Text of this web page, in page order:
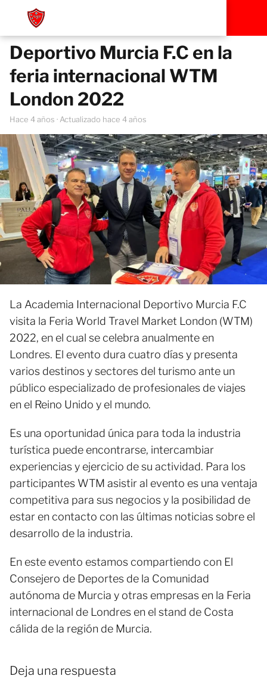
Deportivo Murcia F.C en la
feria internacional WTM
London 2022
hace 4 años · Actualizado hace 4 años
La Academia Internacional Deportivo Murcia F.C
visita la Feria World Travel Market London (WTM)
2022, en el cual se celebra anualmente en
Londres. El evento dura cuatro días y presenta
varios destinos y sectores del turismo ante un
público especializado de profesionales de viajes
en el Reino Unido y el mundo.
Es una oportunidad única para toda la industria
turística puede encontrarse, intercambiar
experiencias y ejercicio de su actividad. Para los
participantes WTM asistir al evento es una ventaja
competitiva para sus negocios y la posibilidad de
estar en contacto con las últimas noticias sobre el
desarrollo de la industria.
En este evento estamos compartiendo con El
Consejero de Deportes de la Comunidad
autónoma de Murcia y otras empresas en la Feria
internacional de Londres en el stand de Costa
cálida de la región de Murcia.
Deja una respuesta